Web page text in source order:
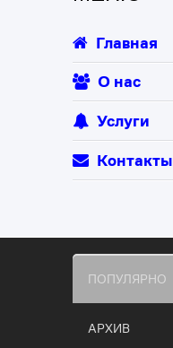
Главная
О нас
Услуги
Контакты
ПОПУЛЯРНО
АРХИВ